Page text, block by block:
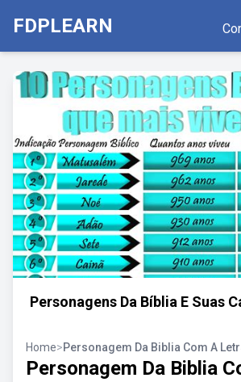
FDPLEARN
Personagens Da Bíblia E Suas
Home>Personagem Da Biblia Com A
Personagem Da Biblia